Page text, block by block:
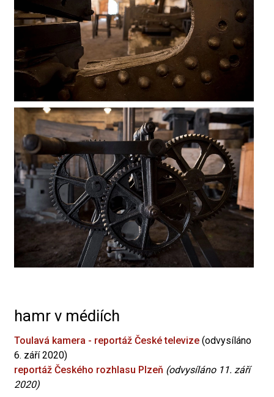
hamr v médiích
Toulavá kamera - reportáž České televize (odvysíláno
6. září 2020)
reportáž Českého rozhlasu Plzeň (odvysíláno 11. září
2020)